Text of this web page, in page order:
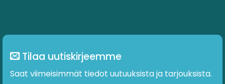
Tilaa uutiskirjeemme
Saat viimeisimmät tiedot uutuuksista ja tarjouksista.